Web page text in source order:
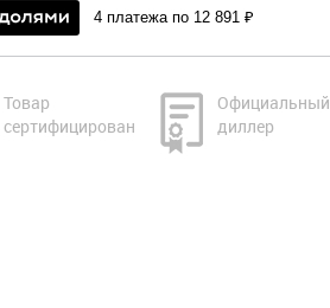
4 платежа по 12 891 ₽
Товар
сертифицирован
Официальный
диллер